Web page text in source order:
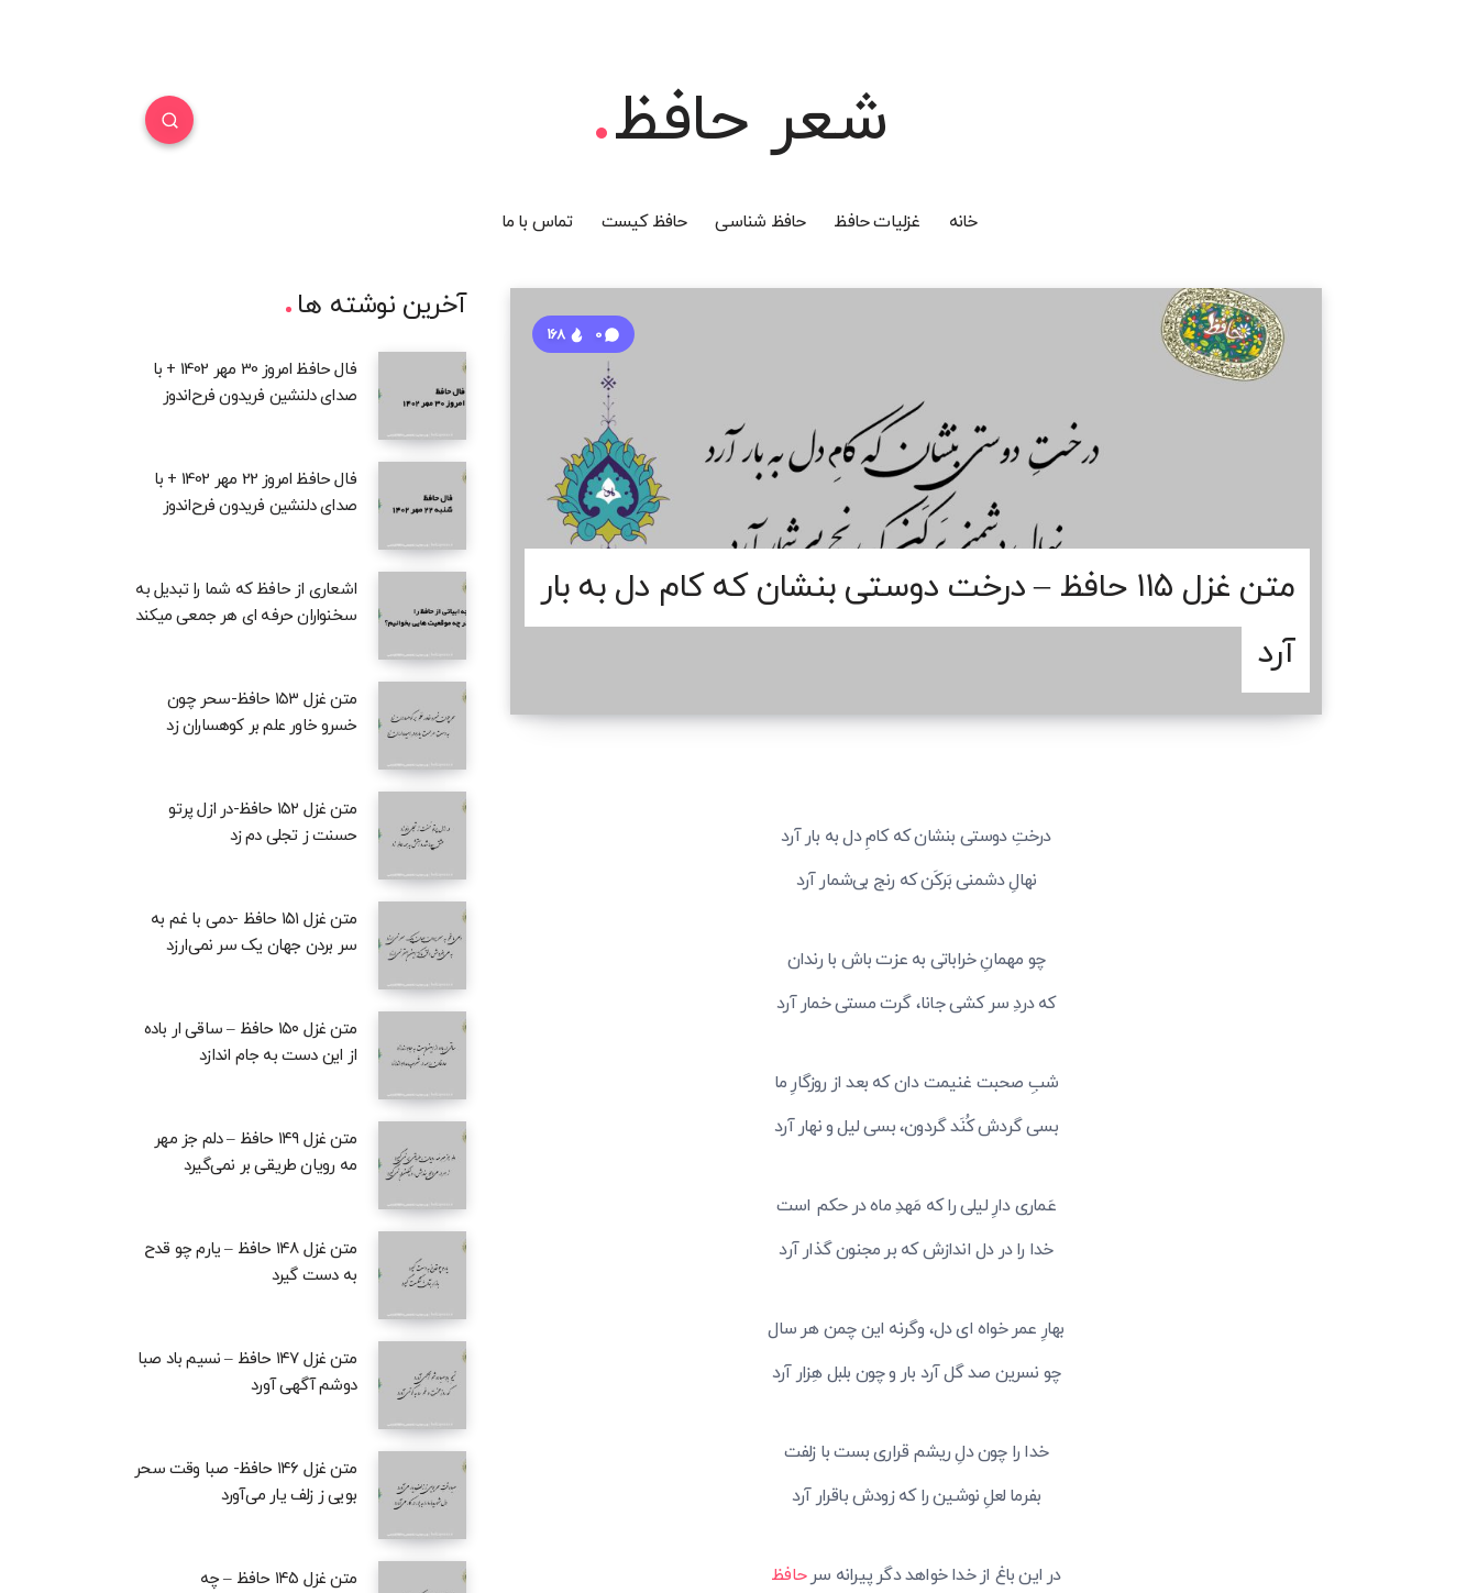
شعر حافظ
خانه غزلیات حافظ حافظ شناسی حافظ کیست تماس با ما
متن غزل ۱۱۵ حافظ – درخت دوستی بنشان که کام دل به بار
آرد
0
168
درختِ دوستی بنشان که کامِ دل به بار آرد
نهالِ دشمنی بَرکَن که رنج بی‌شمار آرد
چو مهمانِ خراباتی به عزت باش با رندان
که دردِ سر کشی جانا، گرت مستی خمار آرد
شبِ صحبت غنیمت دان که بعد از روزگارِ ما
بسی گردش کُنَد گردون، بسی لیل و نهار آرد
عَماری دارِ لیلی را که مَهدِ ماه در حکم است
خدا را در دل اندازش که بر مجنون گذار آرد
بهارِ عمر خواه ای دل، وگرنه این چمن هر سال
چو نسرین صد گل آرد بار و چون بلبل هِزار آرد
خدا را چون دلِ ریشم قراری بست با زلفت
بفرما لعلِ نوشین را که زودش باقرار آرد
در این باغ از خدا خواهد دگر پیرانه سرحافظ
آخرین نوشته ها
فال حافظ امروز 30 مهر 1402 + با
صدای دلنشین فریدون فرح‌اندوز
فال حافظ امروز 22 مهر 1402 + با
صدای دلنشین فریدون فرح‌اندوز
اشعاری از حافظ که شما را تبدیل به
سخنواران حرفه ای هر جمعی میکند
متن غزل ۱۵۳ حافظ-سحر چون
خسرو خاور علم بر کوهساران زد
متن غزل ۱۵۲ حافظ-در ازل پرتو
حسنت ز تجلی دم زد
متن غزل ۱۵۱ حافظ -دمی با غم به
سر بردن جهان یک سر نمی‌ارزد
متن غزل ۱۵۰ حافظ – ساقی ار باده
از این دست به جام اندازد
متن غزل ۱۴۹ حافظ – دلم جز مهر
مه رویان طریقی بر نمی‌گیرد
متن غزل ۱۴۸ حافظ – یارم چو قدح
به دست گیرد
متن غزل ۱۴۷ حافظ – نسیم باد صبا
دوشم آگهی آورد
متن غزل ۱۴۶ حافظ- صبا وقت سحر
بویی ز زلف یار می‌آورد
متن غزل ۱۴۵ حافظ – چه